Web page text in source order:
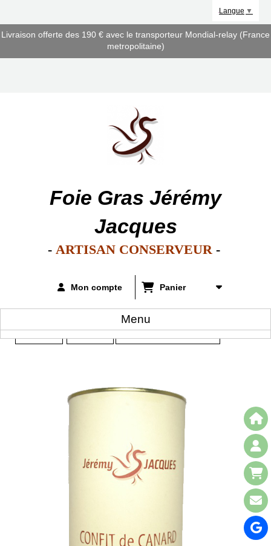
Livraison offerte des 190 € avec le transporteur Mondial-relay (France
metropolitaine)
Foie Gras Jérémy
Jacques
- ARTISAN CONSERVEUR-
Mon compte Panier
Menu
Langue ▼